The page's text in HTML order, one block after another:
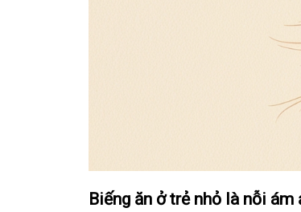
Biếng ăn ở trẻ nhỏ là nỗi